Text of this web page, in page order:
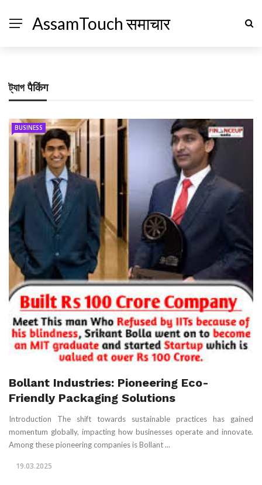
AssamTouch समाचार
ট্যাগपैकिंग
BUSINESS
Bollant Industries: Pioneering Eco-
Friendly Packaging Solutions
Introduction The shift towards sustainable practices has gained
momentum globally, impacting how businesses operate and innovate.
Among these pioneering companies is Bollant ...
19.03.2025